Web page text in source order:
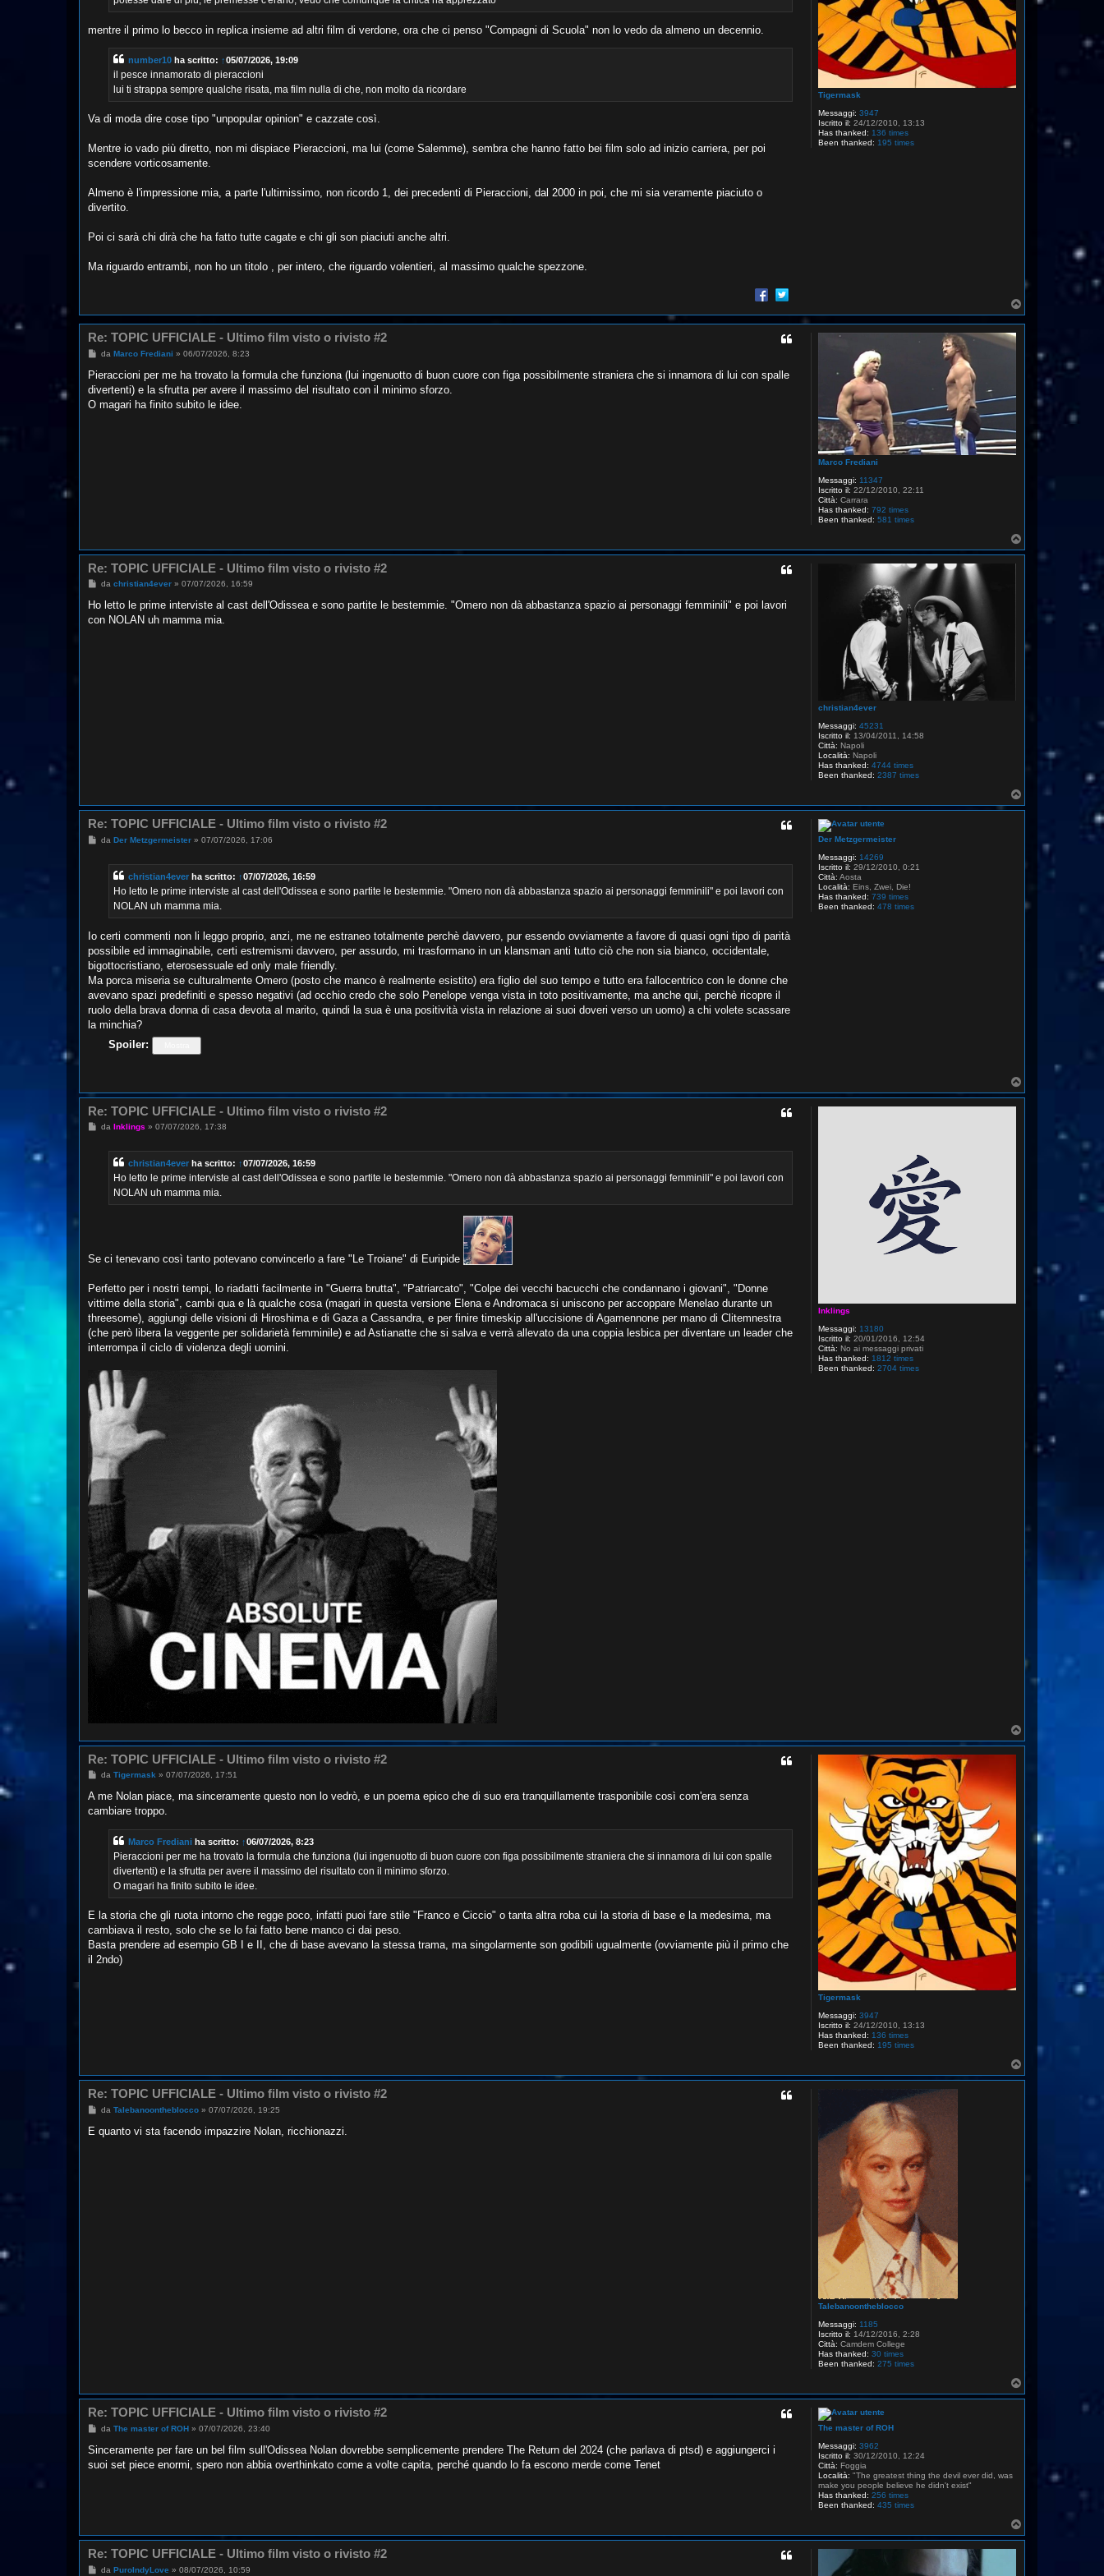
Tigermask
Messaggi: 3947
Iscritto il: 24/12/2010, 13:13
Has thanked: 136 times
Been thanked: 195 times
mentre il primo lo becco in replica insieme ad altri film di verdone, ora che ci penso "Compagni di Scuola" non lo vedo da almeno un decennio.
number10 ha scritto: ↑05/07/2026, 19:09
il pesce innamorato di pieraccioni
lui ti strappa sempre qualche risata, ma film nulla di che, non molto da ricordare
Va di moda dire cose tipo "unpopular opinion" e cazzate così.
Mentre io vado più diretto, non mi dispiace Pieraccioni, ma lui (come Salemme), sembra che hanno fatto bei film solo ad inizio carriera, per poi
scendere vorticosamente.
Almeno è l'impressione mia, a parte l'ultimissimo, non ricordo 1, dei precedenti di Pieraccioni, dal 2000 in poi, che mi sia veramente piaciuto o
divertito.
Poi ci sarà chi dirà che ha fatto tutte cagate e chi gli son piaciuti anche altri.
Ma riguardo entrambi, non ho un titolo , per intero, che riguardo volentieri, al massimo qualche spezzone.
o
p
Marco Frediani
Messaggi: 11347
Iscritto il: 22/12/2010, 22:11
Città: Carrara
Has thanked: 792 times
Been thanked: 581 times
Re: TOPIC UFFICIALE - Ultimo film visto o rivisto #2
M
s
a
g
da Marco Frediani » 06/07/2026, 8:23
Pieraccioni per me ha trovato la formula che funziona (lui ingenuotto di buon cuore con figa possibilmente straniera che si innamora di lui con spalle
divertenti) e la sfrutta per avere il massimo del risultato con il minimo sforzo.
O magari ha finito subito le idee.
o
christian4ever
Messaggi: 45231
Iscritto il: 13/04/2011, 14:58
Città: Napoli
Località: Napoli
Has thanked: 4744 times
Been thanked: 2387 times
Re: TOPIC UFFICIALE - Ultimo film visto o rivisto #2
M
s
a
da christian4ever» 07/07/2026, 16:59
Ho letto le prime interviste al cast dell'Odissea e sono partite le bestemmie. "Omero non dà abbastanza spazio ai personaggi femminili" e poi lavori
con NOLAN uh mamma mia.
o
Der Metzgermeister
Messaggi: 14269
Iscritto il: 29/12/2010, 0:21
Città: Aosta
Località: Eins, Zwei, Die!
Has thanked: 739 times
Been thanked: 478 times
Re: TOPIC UFFICIALE - Ultimo film visto o rivisto #2
Mda Der Metzgermeister» 07/07/2026, 17:06
christian4ever ha scritto: ↑07/07/2026, 16:59
Ho letto le prime interviste al cast dell'Odissea e sono partite le bestemmie. "Omero non dà abbastanza spazio ai personaggi femminili" e poi lavori con
NOLAN uh mamma mia.
Io certi commenti non li leggo proprio, anzi, me ne estraneo totalmente perchè davvero, pur essendo ovviamente a favore di quasi ogni tipo di parità
possibile ed immaginabile, certi estremismi davvero, per assurdo, mi trasformano in un klansman anti tutto ciò che non sia bianco, occidentale,
bigottocristiano, eterosessuale ed only male friendly.
Ma porca miseria se culturalmente Omero (posto che manco è realmente esistito) era figlio del suo tempo e tutto era fallocentrico con le donne che
avevano spazi predefiniti e spesso negativi (ad occhio credo che solo Penelope venga vista in toto positivamente, ma anche qui, perchè ricopre il
ruolo della brava donna di casa devota al marito, quindi la sua è una positività vista in relazione ai suoi doveri verso un uomo) a chi volete scassare
la minchia?
Spoiler:
o
Inklings
Messaggi: 13180
Iscritto il: 20/01/2016, 12:54
Città: No ai messaggi privati
Has thanked: 1812 times
Been thanked: 2704 times
Re: TOPIC UFFICIALE - Ultimo film visto o rivisto #2
Mda Inklings » 07/07/2026, 17:38
christian4ever ha scritto: ↑07/07/2026, 16:59
Ho letto le prime interviste al cast dell'Odissea e sono partite le bestemmie. "Omero non dà abbastanza spazio ai personaggi femminili" e poi lavori con
NOLAN uh mamma mia.
Se ci tenevano così tanto potevano convincerlo a fare "Le Troiane" di Euripide
Perfetto per i nostri tempi, lo riadatti facilmente in "Guerra brutta", "Patriarcato", "Colpe dei vecchi bacucchi che condannano i giovani", "Donne
vittime della storia", cambi qua e là qualche cosa (magari in questa versione Elena e Andromaca si uniscono per accoppare Menelao durante un
threesome), aggiungi delle visioni di Hiroshima e di Gaza a Cassandra, e per finire timeskip all'uccisione di Agamennone per mano di Clitemnestra
(che però libera la veggente per solidarietà femminile) e ad Astianatte che si salva e verrà allevato da una coppia lesbica per diventare un leader che
interrompa il ciclo di violenza degli uomini.
o
Tigermask
Messaggi: 3947
Iscritto il: 24/12/2010, 13:13
Has thanked: 136 times
Been thanked: 195 times
Re: TOPIC UFFICIALE - Ultimo film visto o rivisto #2
M
s
a
da Tigermask» 07/07/2026, 17:51
A me Nolan piace, ma sinceramente questo non lo vedrò, e un poema epico che di suo era tranquillamente trasponibile così com'era senza
cambiare troppo.
Marco Frediani ha scritto: ↑06/07/2026, 8:23
Pieraccioni per me ha trovato la formula che funziona (lui ingenuotto di buon cuore con figa possibilmente straniera che si innamora di lui con spalle
divertenti) e la sfrutta per avere il massimo del risultato con il minimo sforzo.
O magari ha finito subito le idee.
E la storia che gli ruota intorno che regge poco, infatti puoi fare stile "Franco e Ciccio" o tanta altra roba cui la storia di base e la medesima, ma
cambiava il resto, solo che se lo fai fatto bene manco ci dai peso.
Basta prendere ad esempio GB I e II, che di base avevano la stessa trama, ma singolarmente son godibili ugualmente (ovviamente più il primo che
il 2ndo)
o
Talebanoontheblocco
Messaggi: 1185
Iscritto il: 14/12/2016, 2:28
Città: Camdem College
Has thanked: 30 times
Been thanked: 275 times
Re: TOPIC UFFICIALE - Ultimo film visto o rivisto #2
M
s
da Talebanoontheblocco» 07/07/2026, 19:25
E quanto vi sta facendo impazzire Nolan, ricchionazzi.
o
The master of ROH
Messaggi: 3962
Iscritto il: 30/12/2010, 12:24
Città: Foggia
Località: "The greatest thing the devil ever did, was
make you people believe he didn't exist"
Has thanked: 256 times
Been thanked: 435 times
Re: TOPIC UFFICIALE - Ultimo film visto o rivisto #2
M
s
a
da The master of ROH» 07/07/2026, 23:40
Sinceramente per fare un bel film sull'Odissea Nolan dovrebbe semplicemente prendere The Return del 2024 (che parlava di ptsd) e aggiungerci i
suoi set piece enormi, spero non abbia overthinkato come a volte capita, perché quando lo fa escono merde come Tenet
o
Re: TOPIC UFFICIALE - Ultimo film visto o rivisto #2
Mda PuroIndyLove » 08/07/2026, 10:59